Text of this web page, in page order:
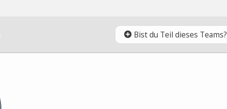
Bist du Teil dieses Teams?